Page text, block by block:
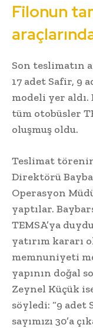
Filonun
Son teslimatın
17 adet Safir, 9
modeli yer
tüm otobüsler
oluşmuş oldu.
Teslimat
Direktörü
Operasyon
yaptılar.
TEMSA’ya
yatırım kararı
memnuniyeti
yapının doğal
Zeynel Küçük
söyledi: “9
sayımızı 30’a